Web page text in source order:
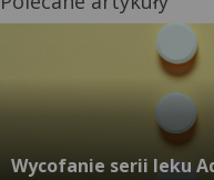
Wycofanie serii leku